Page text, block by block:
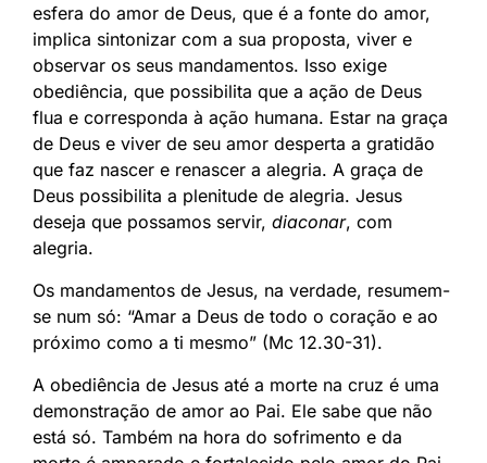
esfera do amor de Deus, que é a fonte do amor,
implica sintonizar com a sua proposta, viver e
observar os seus mandamentos. Isso exige
obediência, que possibilita que a ação de Deus
flua e corresponda à ação humana. Estar na graça
de Deus e viver de seu amor desperta a gratidão
que faz nascer e renascer a alegria. A graça de
Deus possibilita a plenitude de alegria. Jesus
deseja que possamos servir, diaconar, com
alegria.
Os mandamentos de Jesus, na verdade, resumem-
se num só: “Amar a Deus de todo o coração e ao
próximo como a ti mesmo” (Mc 12.30-31).
A obediência de Jesus até a morte na cruz é uma
demonstração de amor ao Pai. Ele sabe que não
está só. Também na hora do sofrimento e da